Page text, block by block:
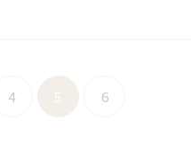
4 6